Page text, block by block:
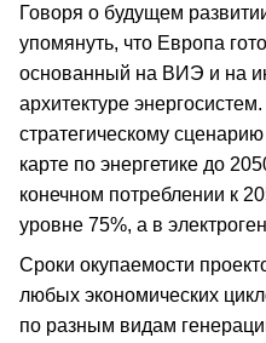
Говоря о будущем
упомянуть, что Европа
основанный на ВИЭ и на
архитектуре
стратегическому
карте по энергетике до
конечном потреблении к
уровне 75%, а в
Сроки окупаемости
любых экономических
по разным видам